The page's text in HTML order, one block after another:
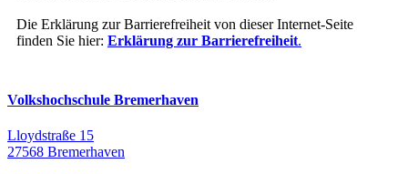
Die Erklärung zur Barrierefreiheit von dieser Internet-Seite
finden Sie hier: Erklärung zur Barrierefreiheit.
Volkshochschule Bremerhaven
Lloydstraße 15
27568 Bremerhaven